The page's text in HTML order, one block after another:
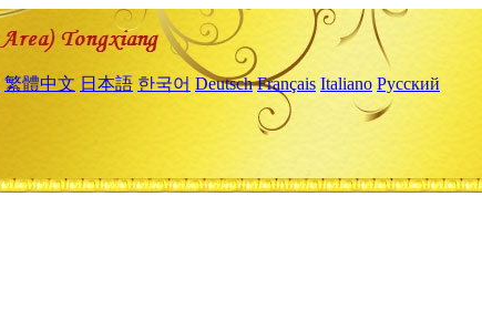
繁體中文 日本語 한국어 Deutsch Français Italiano Русский